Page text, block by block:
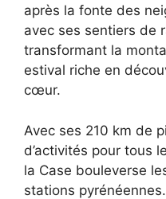
après la fonte des
avec ses sentiers de
transformant la
estival riche en
cœur.
Avec ses 210 km de
d’activités pour tous
la Case bouleverse
stations